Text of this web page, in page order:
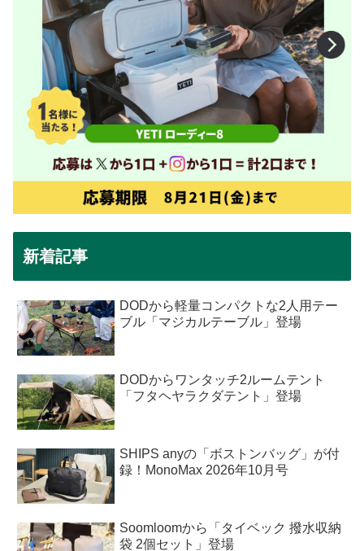
新着記事
DODから軽量コンパクトな2人用テー
ブル「マジカルテーブル」登場
DODからワンタッチ2ルームテント
「フタヘヤラクダテント」登場
SHIPS anyの「ボストンバッグ」が付
録！MonoMax 2026年10月号
Soomloomから「タイベック 撥水収納
袋 2個セット」登場